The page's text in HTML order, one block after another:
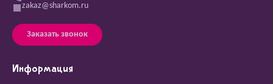
zakaz@sharkom.ru
Заказать звонок
Информация